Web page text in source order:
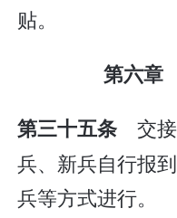
贴。
第六章
第三十五条 交
兵、新兵自行报
兵等方式进行。